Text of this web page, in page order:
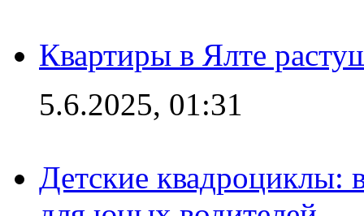
Квартиры в Ялте
5.6.2025, 01:31
Детские квадроциклы: